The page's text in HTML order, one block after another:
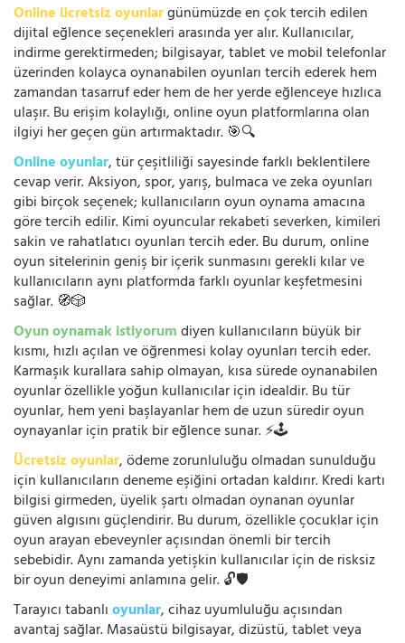
Online ücretsiz oyunlargünümüzde en çok tercih edilen
dijital eğlence seçenekleri arasında yer alır. Kullanıcılar,
indirme gerektirmeden; bilgisayar, tablet ve mobil telefonlar
üzerinden kolayca oynanabilen oyunları tercih ederek hem
zamandan tasarruf eder hem de her yerde eğlenceye hızlıca
ulaşır. Bu erişim kolaylığı, online oyun platformlarına olan
ilgiyi her geçen gün artırmaktadır. 🎯🔍
Online oyunlar, tür çeşitliliği sayesinde farklı beklentilere
cevap verir. Aksiyon, spor, yarış, bulmaca ve zeka oyunları
gibi birçok seçenek; kullanıcıların oyun oynama amacına
göre tercih edilir. Kimi oyuncular rekabeti severken, kimileri
sakin ve rahatlatıcı oyunları tercih eder. Bu durum, online
oyun sitelerinin geniş bir içerik sunmasını gerekli kılar ve
kullanıcıların aynı platformda farklı oyunlar keşfetmesini
sağlar. 🧭🎲
Oyun oynamak istiyorumdiyen kullanıcıların büyük bir
kısmı, hızlı açılan ve öğrenmesi kolay oyunları tercih eder.
Karmaşık kurallara sahip olmayan, kısa sürede oynanabilen
oyunlar özellikle yoğun kullanıcılar için idealdir. Bu tür
oyunlar, hem yeni başlayanlar hem de uzun süredir oyun
oynayanlar için pratik bir eğlence sunar. ⚡🕹️
Ücretsiz oyunlar, ödeme zorunluluğu olmadan sunulduğu
için kullanıcıların deneme eşiğini ortadan kaldırır. Kredi kartı
bilgisi girmeden, üyelik şartı olmadan oynanan oyunlar
güven algısını güçlendirir. Bu durum, özellikle çocuklar için
oyun arayan ebeveynler açısından önemli bir tercih
sebebidir. Aynı zamanda yetişkin kullanıcılar için de risksiz
bir oyun deneyimi anlamına gelir. 🔓🛡️
Tarayıcı tabanlıoyunlar, cihaz uyumluluğu açısından
avantaj sağlar. Masaüstü bilgisayar, dizüstü, tablet veya